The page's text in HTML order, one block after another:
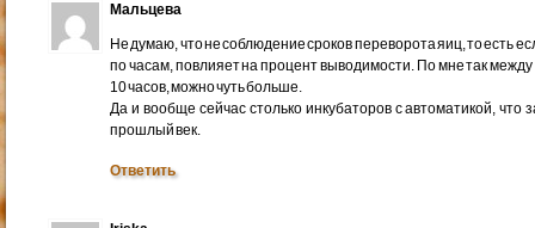
Мальцева
Не думаю, что не соблюдение сроков переворота яиц, то есть
по часам, повлияет на процент выводимости. По мне так
10 часов, можно чуть больше.
Да и вообще сейчас столько инкубаторов с автоматикой,
прошлый век.
Ответить